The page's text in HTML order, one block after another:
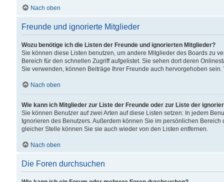
Nach oben
Freunde und ignorierte Mitglieder
Wozu benötige ich die Listen der Freunde und ignorierten Mitglieder?
Sie können diese Listen benutzen, um andere Mitglieder des Boards zu
Bereich für den schnellen Zugriff aufgelistet. Sie sehen dort deren
Sie verwenden, können Beiträge Ihrer Freunde auch hervorgehoben
Nach oben
Wie kann ich Mitglieder zur Liste der Freunde oder zur Liste der
Sie können Benutzer auf zwei Arten auf diese Listen setzen: In jedem
Ignorieren des Benutzers. Außerdem können Sie im persönlichen
gleicher Stelle können Sie sie auch wieder von den Listen entfernen.
Nach oben
Die Foren durchsuchen